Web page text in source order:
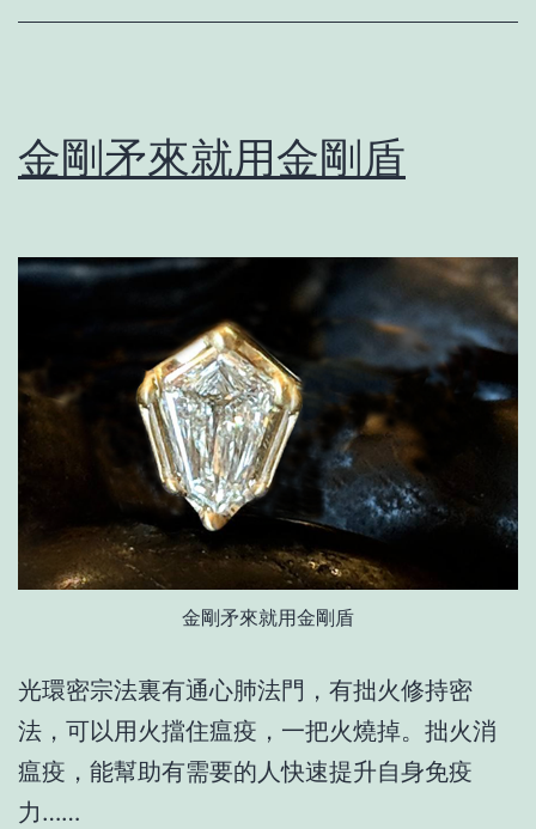
金剛矛來就用金剛盾
金剛矛來就用金剛盾
光環密宗法裏有通心肺法門，有拙火修持密
法，可以用火擋住瘟疫，一把火燒掉。拙火消
瘟疫，能幫助有需要的人快速提升自身免疫
力……